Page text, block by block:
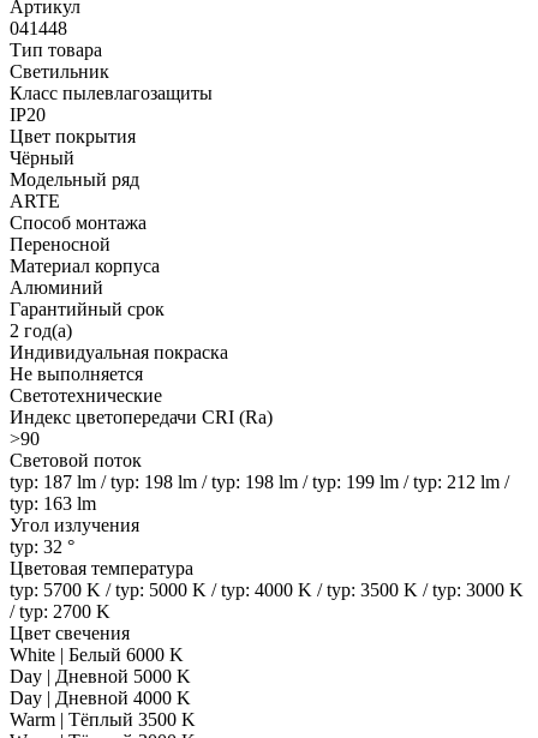
Артикул
041448
Тип товара
Светильник
Класс пылевлагозащиты
IP20
Цвет покрытия
Чёрный
Модельный ряд
ARTE
Способ монтажа
Переносной
Материал корпуса
Алюминий
Гарантийный срок
2 год(а)
Индивидуальная покраска
Не выполняется
Светотехнические
Индекс цветопередачи CRI (Ra)
>90
Световой поток
typ: 187 lm / typ: 198 lm / typ: 198 lm / typ: 199 lm / typ: 212 lm /
typ: 163 lm
Угол излучения
typ: 32 °
Цветовая температура
typ: 5700 K / typ: 5000 K / typ: 4000 K / typ: 3500 K / typ: 3000 K
/ typ: 2700 K
Цвет свечения
White | Белый 6000 K
Day | Дневной 5000 K
Day | Дневной 4000 K
Warm | Тёплый 3500 K